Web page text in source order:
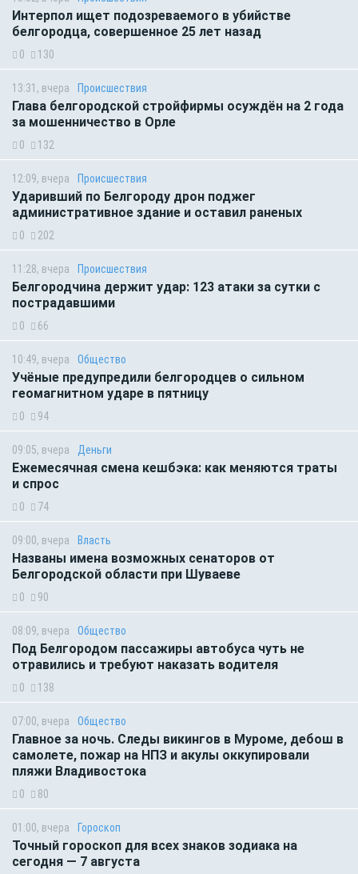
Интерпол ищет подозреваемого в убийстве
белгородца, совершенное 25 лет назад
0 130
13:31, вчера Происшествия
Глава белгородской стройфирмы осуждён на 2 года
за мошенничество в Орле
0 132
12:09, вчера Происшествия
Ударивший по Белгороду дрон поджег
административное здание и оставил раненых
0 202
11:28, вчера Происшествия
Белгородчина держит удар: 123 атаки за сутки с
пострадавшими
0 66
10:49, вчера Общество
Учёные предупредили белгородцев о сильном
геомагнитном ударе в пятницу
0 94
09:05, вчера Деньги
Ежемесячная смена кешбэка: как меняются траты
и спрос
0 74
09:00, вчера Власть
Названы имена возможных сенаторов от
Белгородской области при Шуваеве
0 90
08:09, вчера Общество
Под Белгородом пассажиры автобуса чуть не
отравились и требуют наказать водителя
0 138
07:00, вчера Общество
Главное за ночь. Следы викингов в Муроме, дебош в
самолете, пожар на НПЗ и акулы оккупировали
пляжи Владивостока
0 80
01:00, вчера Гороскоп
Точный гороскоп для всех знаков зодиака на
сегодня — 7 августа